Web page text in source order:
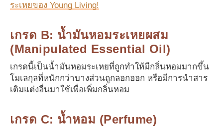
ระเหยของ Young Living!
เกรด B: น้ำมันหอมระเหยผสม
(Manipulated Essential Oil)
เกรดนี้เป็นน้ำมันหอมระเหยที่ถูกทำให้มีกลิ่นหอมมากขึ้น
โมเลกุลที่หนักกว่าบางส่วนถูกลอกออก หรือมีการนำสาร
เติมแต่งอื่นมาใช้เพื่อเพิ่มกลิ่นหอม
เกรด C: น้ำหอม (Perfume)